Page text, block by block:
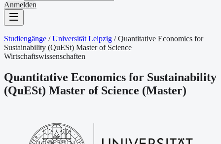
Anmelden
Studiengänge / Universität Leipzig /Quantitative Economics for
Sustainability (QuESt) Master of Science
Wirtschaftswissenschaften
Quantitative Economics for Sustainability
(QuESt) Master of Science (Master)